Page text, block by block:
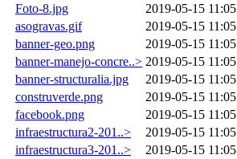
Foto-8.jpg
2019-05-15 11:05
asogravas.gif
2019-05-15 11:05
banner-geo.png
2019-05-15 11:05
banner-manejo-concre..> 2019-05-15 11:05
banner-structuralia.jpg
2019-05-15 11:05
construverde.png
2019-05-15 11:05
facebook.png
2019-05-15 11:05
infraestructura2-201..>
2019-05-15 11:05
infraestructura3-201..>
2019-05-15 11:05